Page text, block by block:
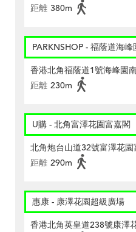
距離 380m
PARKNSHOP - 福蔭道海峰
香港北角福蔭道1號海峰園
距離 230m
U購 - 北角富澤花園富嘉閣
北角炮台山道32號富澤花
距離 290m
惠康 - 康澤花園超級廣場
香港北角英皇道238號康澤